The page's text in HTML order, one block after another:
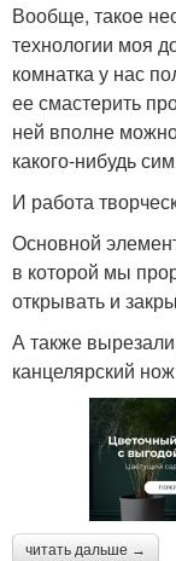
Вообще, такое
технологии моя
комнатка у нас
ее смастерить
ней вполне
какого-нибудь
И работа
Основной
в которой мы
открывать и
А также
канцелярский
читать дальше →